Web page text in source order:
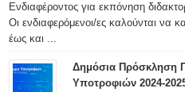
Ενδιαφέροντος για εκπόνηση
Οι ενδιαφερόμενοι/ες καλούνται να
έως και ...
Δημόσια Πρόσκληση
Υποτροφιών 2024-